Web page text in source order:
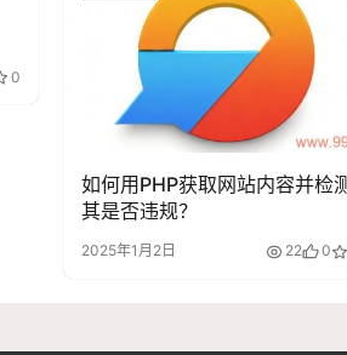
0
如何用PHP获取网站内容并检
其是否违规？
2025年1月2日 22 0